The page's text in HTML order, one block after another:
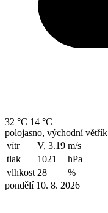
32 °C 14 °C
polojasno, východní větřík
vítr
V, 3.19 m/s
tlak
1021
hPa
vlhkost 28
%
pondělí 10. 8. 2026